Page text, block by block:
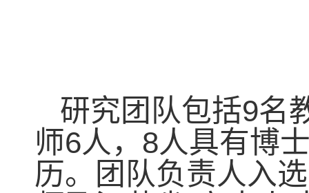
研究团队包括9名
师6人， 8人具有博
历。团队负责人入